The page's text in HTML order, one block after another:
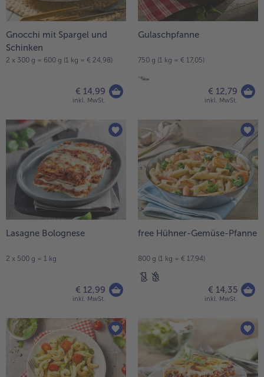
Gnocchi mit Spargel und
Schinken
2 x 300 g = 600 g (1 kg = € 24,98)
€ 14,99
inkl. MwSt.
Gulaschpfanne
750 g (1 kg = € 17,05)
€ 12,79
inkl. MwSt.
Lasagne Bolognese
2 x 500 g = 1 kg
€ 12,99
inkl. MwSt.
free Hühner-Gemüse-Pfanne
800 g (1 kg = € 17,94)
€ 14,35
inkl. MwSt.